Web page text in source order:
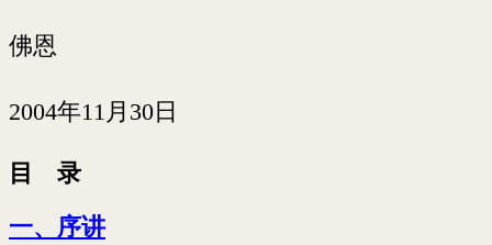
佛恩
2004年11月30日
目 录
一、序讲